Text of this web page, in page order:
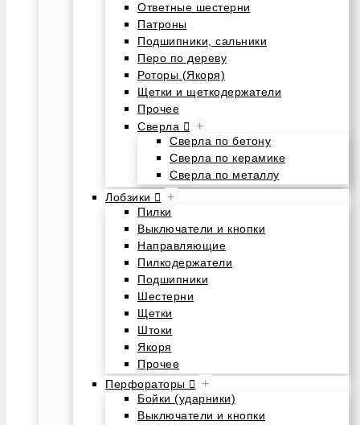
Ответные шестерни
Патроны
Подшипники, сальники
Перо по дереву
Роторы (Якоря)
Щетки и щеткодержатели
Прочее
Сверла
+
Сверла по бетону
Сверла по керамике
Сверла по металлу
Лобзики
+
Пилки
Выключатели и кнопки
Направляющие
Пилкодержатели
Подшипники
Шестерни
Щетки
Штоки
Якоря
Прочее
Перфораторы
+
Бойки (ударники)
Выключатели и кнопки